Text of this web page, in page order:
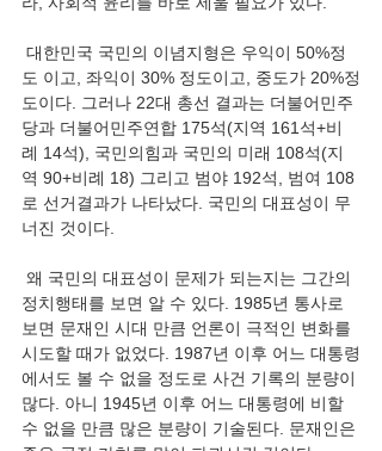
대한민국 국민의 이념지형은 우익이 50%정
도 이고, 좌익이 30% 정도이고, 중도가 20%정
도이다. 그러나 22대 총선 결과는 더불어민주
당과 더불어민주연합 175석(지역 161석+비
례 14석), 국민의힘과 국민의 미래 108석(지
역 90+비례 18) 그리고 범야 192석, 범여 108
로 선거결과가 나타났다. 국민의 대표성이 무
너진 것이다.
왜 국민의 대표성이 문제가 되는지는 그간의
정치행태를 보면 알 수 있다. 1985년 통사로
보면 문재인 시대 만큼 언론이 극적인 변화를
시도할 때가 없었다. 1987년 이후 어느 대통령
에서도 볼 수 없을 정도로 사건 기록의 분량이
많다. 아니 1945년 이후 어느 대통령에 비할
수 없을 만큼 많은 분량이 기술된다. 문재인은